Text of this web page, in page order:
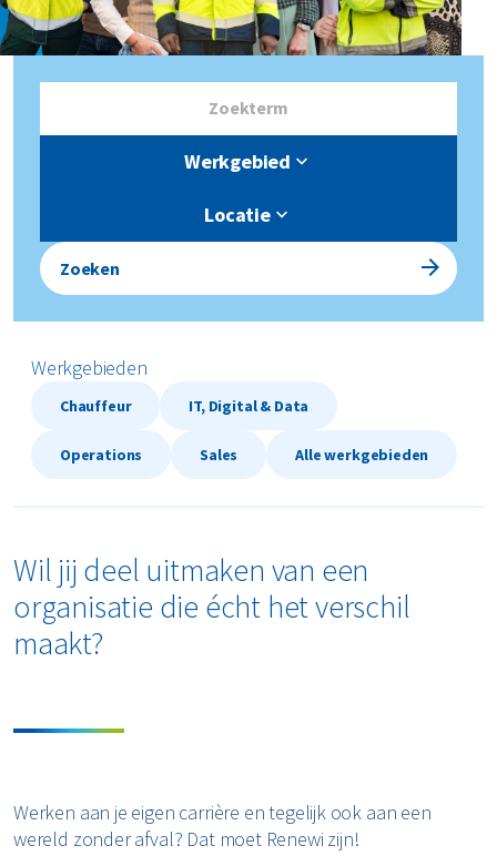
Werkgebied
Locatie
Zoeken
Werkgebieden
Chauffeur IT, Digital & Data
Operations Sales Alle werkgebieden
Wil jij deel uitmaken van een
organisatie die écht het verschil
maakt?
Werken aan je eigen carrière en tegelijk ook aan een
wereld zonder afval? Dat moet Renewi zijn!